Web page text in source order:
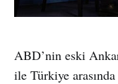
ABD’nin eski
ile Türkiye